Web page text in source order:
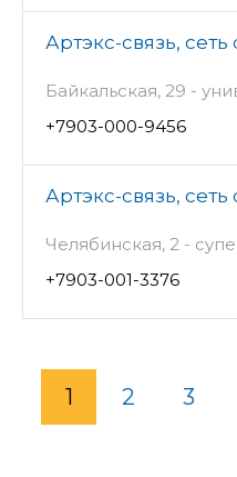
Артэкс-связь, сеть
Байкальская, 29 -
+7903-000-9456
Артэкс-связь, сеть
Челябинская, 2 -
+7903-001-3376
1 2 3